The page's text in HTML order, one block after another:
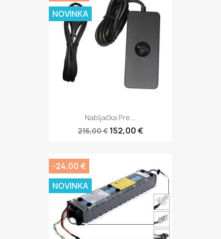
Nabíjačka Pre...
216,00 € 152,00 €
NOVINKA
-24,00 €
NOVINKA